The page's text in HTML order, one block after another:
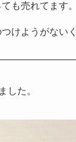
も売れてます。
けようがない
した。